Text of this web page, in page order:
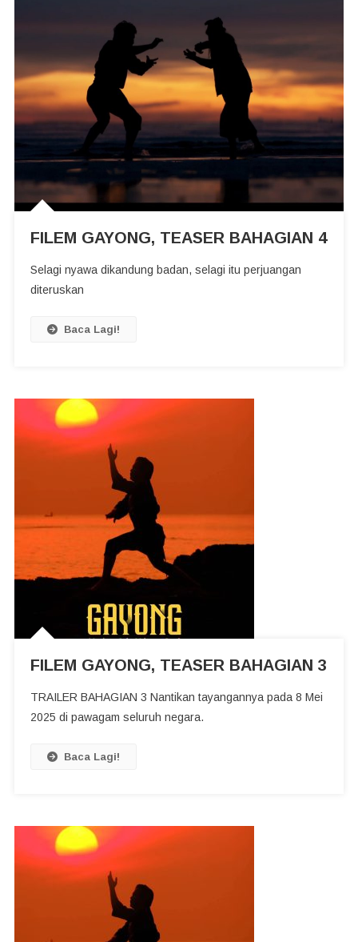
FILEM GAYONG, TEASER BAHAGIAN 4
Selagi nyawa dikandung badan, selagi itu perjuangan
diteruskan
Baca Lagi!
FILEM GAYONG, TEASER BAHAGIAN 3
TRAILER BAHAGIAN 3 Nantikan tayangannya pada 8 Mei
2025 di pawagam seluruh negara.
Baca Lagi!